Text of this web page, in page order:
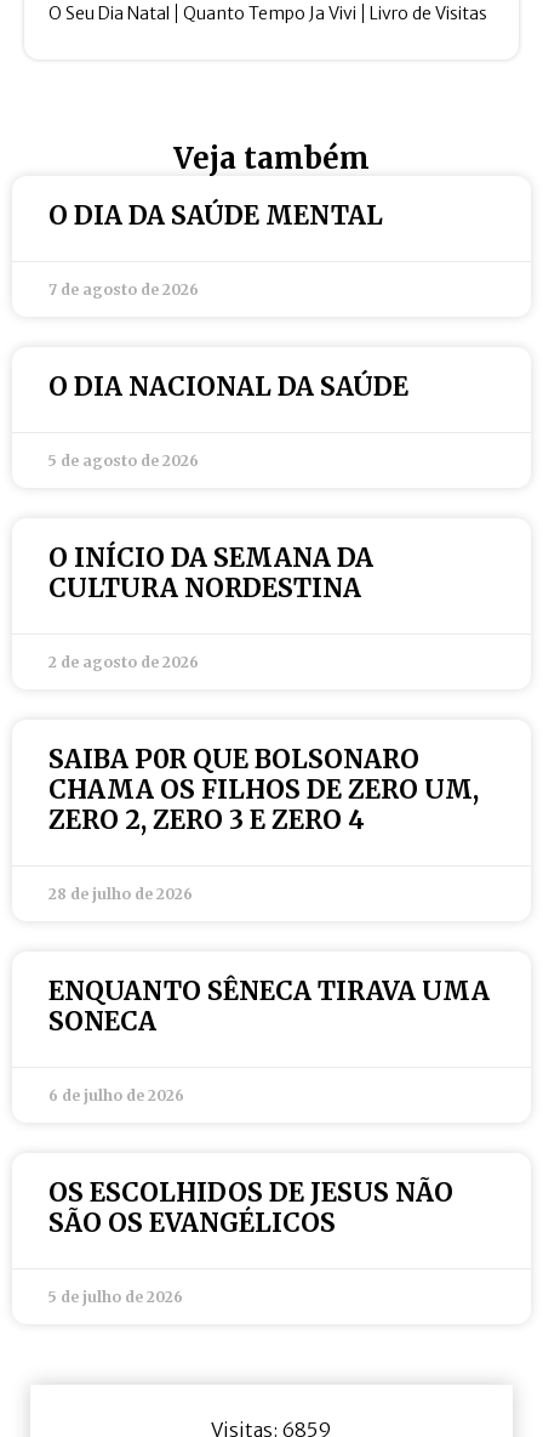
O Seu Dia Natal Quanto Tempo Ja Vivi Livro de Visitas
Veja também
O DIA DA SAÚDE MENTAL
7 de agosto de 2026
O DIA NACIONAL DA SAÚDE
5 de agosto de 2026
O INÍCIO DA SEMANA DA
CULTURA NORDESTINA
2 de agosto de 2026
SAIBA P0R QUE BOLSONARO
CHAMA OS FILHOS DE ZERO UM,
ZERO 2, ZERO 3 E ZERO 4
28 de julho de 2026
ENQUANTO SÊNECA TIRAVA UMA
SONECA
6 de julho de 2026
OS ESCOLHIDOS DE JESUS NÃO
SÃO OS EVANGÉLICOS
5 de julho de 2026
Visitas: 6859